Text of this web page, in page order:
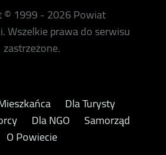
© 1999 - 2026 Powiat
Wszelkie prawa do serwisu
zastrzeżone.
Dla Turysty
Dla NGO
Samorząd
O Powiecie